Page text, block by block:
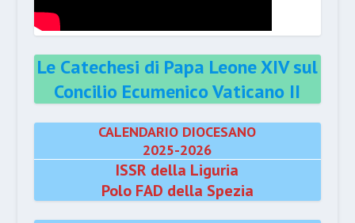
Le Catechesi di Papa Leone XIV sul
Concilio Ecumenico Vaticano II
CALENDARIO DIOCESANO
2025-2026
ISSR della Liguria
Polo FAD della Spezia